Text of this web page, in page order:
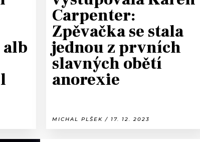
Carpenter:
Zpěvačka se stala
jednou z prvních
slavných obětí
anorexie
MICHAL PLŠEK / 17. 12. 2023